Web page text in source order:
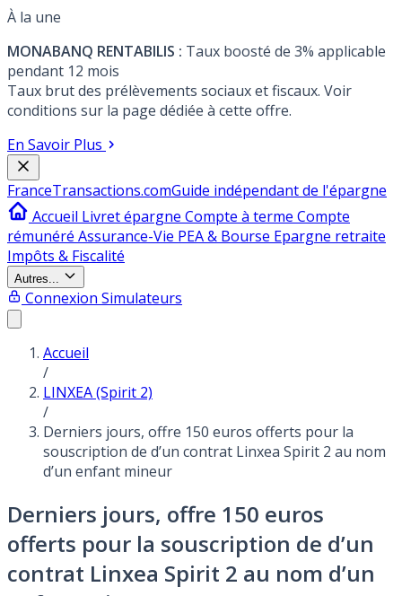
À la une
MONABANQ RENTABILIS : Taux boosté de 3% applicable
pendant 12 mois
Taux brut des prélèvements sociaux et fiscaux. Voir
conditions sur la page dédiée à cette offre.
En Savoir Plus
FranceTransactions.comGuide indépendant de l'épargne
Accueil Livret épargne Compte à terme Compte
rémunéré Assurance-Vie PEA & Bourse Epargne retraite
Impôts & Fiscalité
Autres...
Connexion Simulateurs
Accueil
/
LINXEA (Spirit 2)
/
Derniers jours, offre 150 euros offerts pour la
souscription de d’un contrat Linxea Spirit 2 au nom
d’un enfant mineur
Derniers jours, offre 150 euros
offerts pour la souscription de d’un
contrat Linxea Spirit 2 au nom d’un